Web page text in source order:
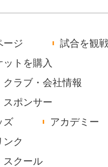
ージ
試合を観
ットを購入
クラブ・会社情報
スポンサー
ズ
アカデミー
ンク
スクール